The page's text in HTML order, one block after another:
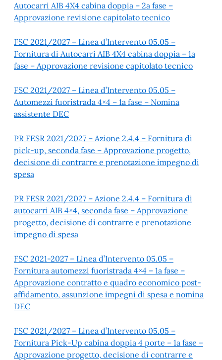
Autocarri AIB 4X4 cabina doppia – 2a fase –
Approvazione revisione capitolato tecnico
FSC 2021/2027 – Linea d’Intervento 05.05 –
Fornitura di Autocarri AIB 4X4 cabina doppia – 1a
fase – Approvazione revisione capitolato tecnico
FSC 2021/2027 – Linea d’Intervento 05.05 –
Automezzi fuoristrada 4×4 – 1a fase – Nomina
assistente DEC
PR FESR 2021/2027 – Azione 2.4.4 – Fornitura di
pick-up, seconda fase – Approvazione progetto,
decisione di contrarre e prenotazione impegno di
spesa
PR FESR 2021/2027 – Azione 2.4.4 – Fornitura di
autocarri AIB 4×4, seconda fase – Approvazione
progetto, decisione di contrarre e prenotazione
impegno di spesa
FSC 2021-2027 – Linea d’Intervento 05.05 –
Fornitura automezzi fuoristrada 4×4 – 1a fase –
Approvazione contratto e quadro economico post-
affidamento, assunzione impegni di spesa e nomina
DEC
FSC 2021/2027 – Linea d’Intervento 05.05 –
Fornitura Pick-Up cabina doppia 4 porte – 1a fase –
Approvazione progetto, decisione di contrarre e